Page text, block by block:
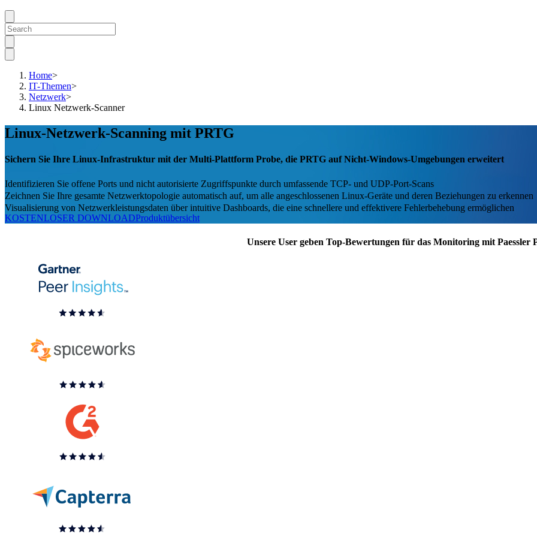
Home>
IT-Themen>
Netzwerk>
Linux Netzwerk-Scanner
Linux-Netzwerk-Scanning mit PRTG
Sichern Sie Ihre Linux-Infrastruktur mit der Multi-Plattform Probe, die PRTG auf Nicht-Windows-Umgebungen erweitert
Identifizieren Sie offene Ports und nicht autorisierte Zugriffspunkte durch umfassende TCP- und UDP-Port-Scans
Zeichnen Sie Ihre gesamte Netzwerktopologie automatisch auf, um alle angeschlossenen Linux-Geräte und deren Beziehungen zu erkennen
Visualisierung von Netzwerkleistungsdaten über intuitive Dashboards, die eine schnellere und effektivere Fehlerbehebung ermöglichen
KOSTENLOSER DOWNLOADProduktübersicht
Unsere User geben Top-Bewertungen für das Monitoring mit Paessler